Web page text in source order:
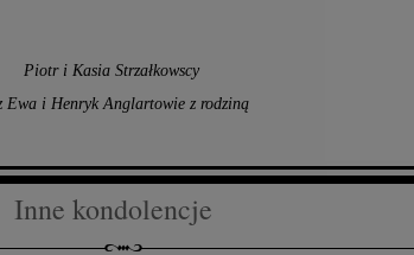
Piotr i Kasia Strzałkowscy
Ewa i Henryk Anglartowie z rodziną
Inne kondolencje